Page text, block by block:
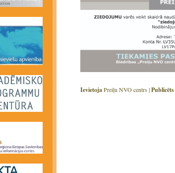
IevietojaPreiļu NVO centrs |Publicēts